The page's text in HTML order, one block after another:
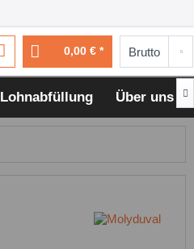
0,00 € *
Lohnabfüllung Über uns 